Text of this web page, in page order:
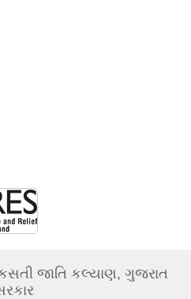
જાતિ કલ્યાણ, ગુજરાત